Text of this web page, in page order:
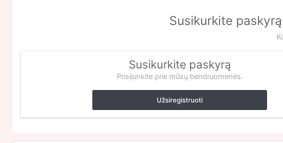
Susikurkite
Susikurkite paskyrą
Prisijunkite prie mūsų bendruomenės.
Užsiregistruoti